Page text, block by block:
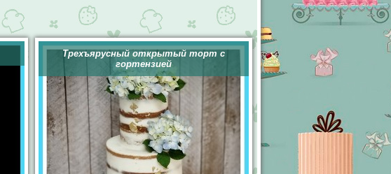
Трехъярусный открытый торт с
гортензией